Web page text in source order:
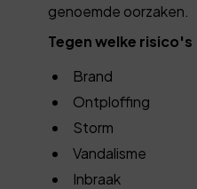
genoemde oorzaken.
Tegen welke risico's
Brand
Ontploffing
Storm
Vandalisme
Inbraak